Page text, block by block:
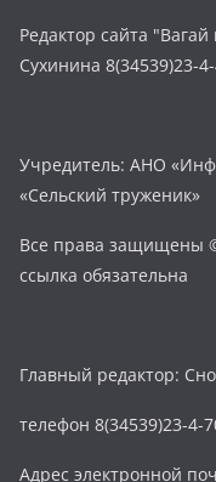
Редактор сайта
Сухинина 8(34539)23-4-
Учредитель: АНО
«Сельский труженик»
Все права защищены
ссылка обязательна
Главный редактор:
телефон 8(34539)23-4-
Адрес электронной